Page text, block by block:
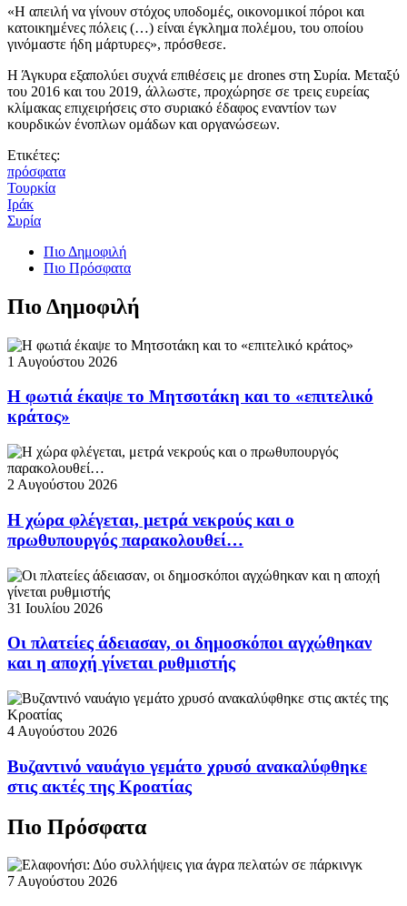
«Η απειλή να γίνουν στόχος υποδομές, οικονομικοί πόροι και
κατοικημένες πόλεις (…) είναι έγκλημα πολέμου, του οποίου
γινόμαστε ήδη μάρτυρες», πρόσθεσε.
Η Άγκυρα εξαπολύει συχνά επιθέσεις με drones στη Συρία. Μεταξύ
του 2016 και του 2019, άλλωστε, προχώρησε σε τρεις ευρείας
κλίμακας επιχειρήσεις στο συριακό έδαφος εναντίον των
κουρδικών ένοπλων ομάδων και οργανώσεων.
Ετικέτες:
πρόσφατα
Τουρκία
Ιράκ
Συρία
Πιο Δημοφιλή
Πιο Πρόσφατα
Πιο Δημοφιλή
1 Αυγούστου 2026
Η φωτιά έκαψε το Μητσοτάκη και το «επιτελικό
κράτος»
2 Αυγούστου 2026
Η χώρα φλέγεται, μετρά νεκρούς και ο
πρωθυπουργός παρακολουθεί…
31 Ιουλίου 2026
Οι πλατείες άδειασαν, οι δημοσκόποι αγχώθηκαν
και η αποχή γίνεται ρυθμιστής
4 Αυγούστου 2026
Βυζαντινό ναυάγιο γεμάτο χρυσό ανακαλύφθηκε
στις ακτές της Κροατίας
Πιο Πρόσφατα
7 Αυγούστου 2026